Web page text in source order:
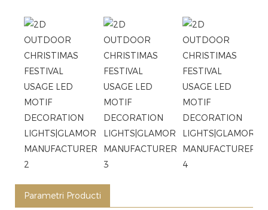
Parametri Producti